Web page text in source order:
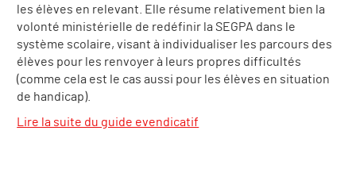
les élèves en relevant. Elle résume relativement bien la
volonté ministérielle de redéfinir la SEGPA dans le
système scolaire, visant à individualiser les parcours des
élèves pour les renvoyer à leurs propres difficultés
(comme cela est le cas aussi pour les élèves en situation
de handicap).
Lire la suite du guide evendicatif